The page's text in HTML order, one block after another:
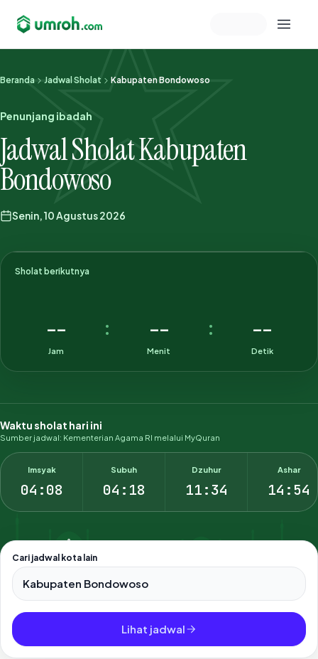
Memeriksa sesi akun
Beranda Jadwal Sholat Kabupaten Bondowoso
Penunjang ibadah
Jadwal Sholat Kabupaten
Bondowoso
Senin, 10 Agustus 2026
Sholat berikutnya
--
Jam
: --
Menit
: --
Detik
Waktu sholat hari ini
Sumber jadwal: Kementerian Agama RI melalui MyQuran
Imsyak
04:08
Subuh
04:18
Dzuhur
11:34
Ashar
14:54
Cari jadwal kota lain
Pilih salah satu dari 500+ kota dan kabupaten di Indonesia.
Lihat jadwal